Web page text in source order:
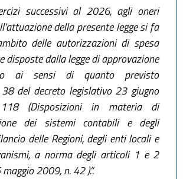
successivi al 2026, agli oneri
della presente legge si fa
delle autorizzazioni di spesa
disposte dalla legge di approvazione
ai sensi di quanto previsto
38 del decreto legislativo 23 giugno
(Disposizioni in materia di
dei sistemi contabili e degli
delle Regioni, degli enti locali e
a norma degli articoli 1 e 2
2009, n. 42 ).”.